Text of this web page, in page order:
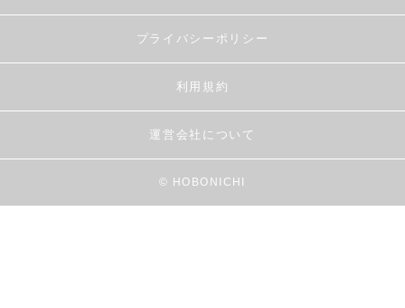
プライバシーポリシー
利用規約
運営会社について
© HOBONICHI